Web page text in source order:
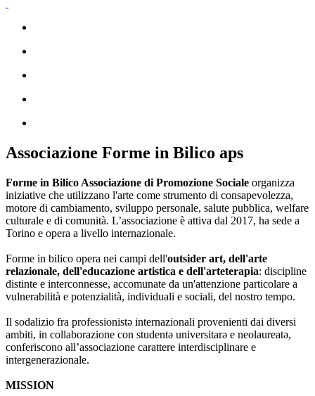
Associazione Forme in Bilico aps
Forme in Bilico Associazione di Promozione Sociale organizza
iniziative che utilizzano l'arte come strumento di consapevolezza,
motore di cambiamento, sviluppo personale, salute pubblica, welfare
culturale e di comunità. L’associazione è attiva dal 2017, ha sede a
Torino e opera a livello internazionale.
Forme in bilico opera nei campi dell'outsider art, dell'arte
relazionale, dell'educazione artistica e dell'arteterapia: discipline
distinte e interconnesse, accomunate da un'attenzione particolare a
vulnerabilità e potenzialità, individuali e sociali, del nostro tempo.
Il sodalizio fra professionistə internazionali provenienti dai diversi
ambiti, in collaborazione con studentə universitarə e neolaureatə,
conferiscono all’associazione carattere interdisciplinare e
intergenerazionale.
MISSION